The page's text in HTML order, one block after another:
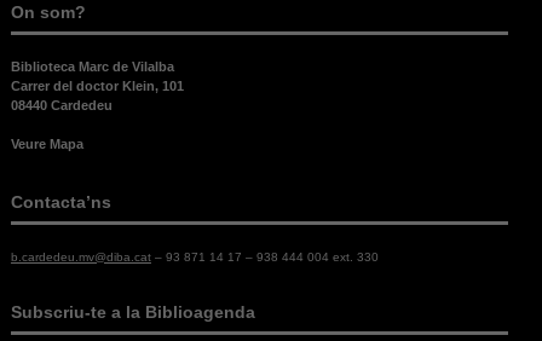
On som?
Biblioteca Marc de Vilalba
Carrer del doctor Klein, 101
08440 Cardedeu
Veure Mapa
Contacta’ns
b.cardedeu.mv@diba.cat– 93 871 14 17 – 938 444 004 ext. 330
Subscriu-te a la Biblioagenda